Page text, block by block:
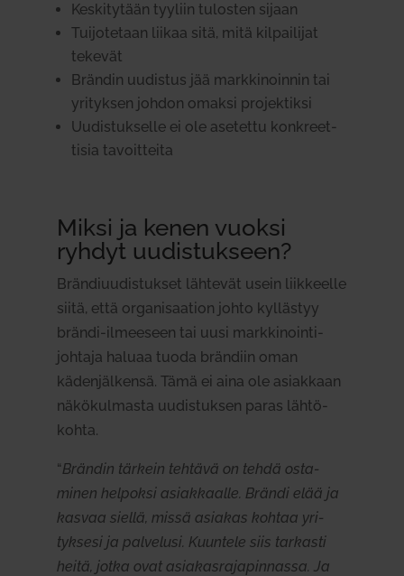
Kes­ki­tytään tyyliin tulosten sijaan
Tui­jo­tetaan liikaa sitä, mitä kil­pai­lijat
tekevät
Brändin uudistus jää mark­ki­noinnin tai
yri­tyksen johdon omaksi pro­jek­tiksi
Uudis­tuk­selle ei ole ase­tettu kon­kreet­
tisia tavoit­teita
Miksi ja kenen vuoksi
ryhdyt uudis­tukseen?
Brän­di­uu­dis­tukset läh­tevät usein liik­keelle
siitä, että orga­ni­saation johto kyl­lästyy
brändi-ilmeeseen tai uusi mark­ki­noin­ti­
johtaja haluaa tuoda brändiin oman
käden­jäl­kensä. Tämä ei aina ole asiakkaan
näkö­kul­masta uudis­tuksen paras läh­tö­
kohta.
“Brändin tärkein tehtävä on tehdä osta­
minen hel­poksi asiak­kaalle. Brändi elää ja
kasvaa siellä, missä asiakas kohtaa yri­
tyksesi ja pal­velusi. Kuuntele siis tar­kasti
heitä, jotka ovat asia­kas­ra­ja­pin­nassa. Ja